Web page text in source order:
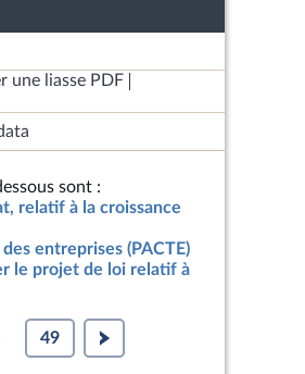
une liasse PDF
sont :
relatif à la croissance
entreprises (PACTE)
le projet de loi relatif à
49